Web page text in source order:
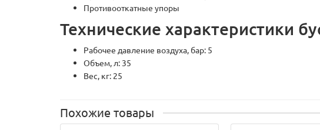
Противооткатные упоры
Технические характеристики
Рабочее давление воздуха, бар: 5
Объем, л: 35
Вес, кг: 25
Похожие товары